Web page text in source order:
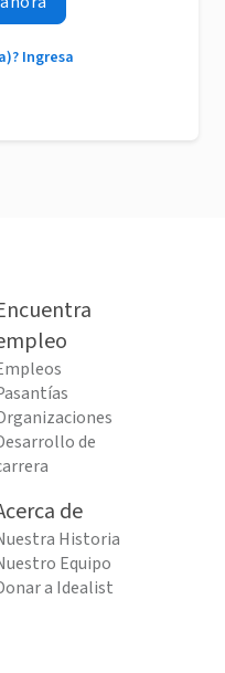
Ingresa
de
de
Historia
Equipo
a Idealist